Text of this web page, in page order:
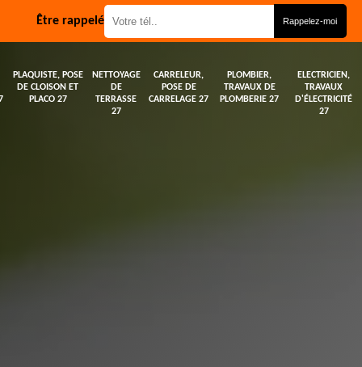
Être rappelé
PLAQUISTE, POSE
DE CLOISON ET
PLACO 27
NETTOYAGE
DE
TERRASSE
27
CARRELEUR,
POSE DE
CARRELAGE 27
PLOMBIER,
TRAVAUX DE
PLOMBERIE 27
ELECTRICIEN,
TRAVAUX
D'ÉLECTRICITÉ
27